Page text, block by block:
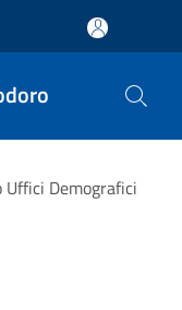
Uffici Demografici